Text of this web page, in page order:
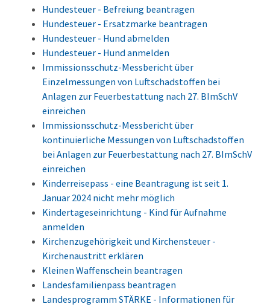
Hundesteuer - Befreiung beantragen
Hundesteuer - Ersatzmarke beantragen
Hundesteuer - Hund abmelden
Hundesteuer - Hund anmelden
Immissionsschutz-Messbericht über
Einzelmessungen von Luftschadstoffen bei
Anlagen zur Feuerbestattung nach 27. BImSchV
einreichen
Immissionsschutz-Messbericht über
kontinuierliche Messungen von Luftschadstoffen
bei Anlagen zur Feuerbestattung nach 27. BImSchV
einreichen
Kinderreisepass - eine Beantragung ist seit 1.
Januar 2024 nicht mehr möglich
Kindertageseinrichtung - Kind für Aufnahme
anmelden
Kirchenzugehörigkeit und Kirchensteuer -
Kirchenaustritt erklären
Kleinen Waffenschein beantragen
Landesfamilienpass beantragen
Landesprogramm STÄRKE - Informationen für